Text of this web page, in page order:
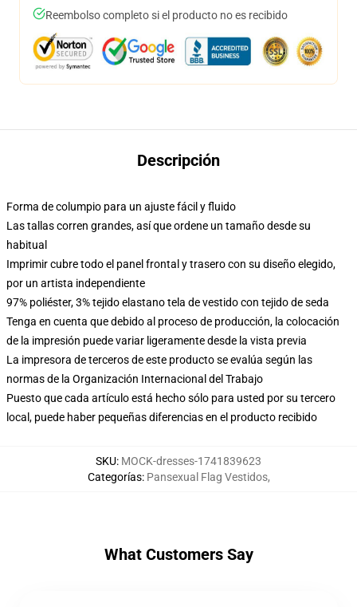
Reembolso completo si el producto no es recibido
Descripción
Forma de columpio para un ajuste fácil y fluido
Las tallas corren grandes, así que ordene un tamaño desde su
habitual
Imprimir cubre todo el panel frontal y trasero con su diseño elegido,
por un artista independiente
97% poliéster, 3% tejido elastano tela de vestido con tejido de seda
Tenga en cuenta que debido al proceso de producción, la colocación
de la impresión puede variar ligeramente desde la vista previa
La impresora de terceros de este producto se evalúa según las
normas de la Organización Internacional del Trabajo
Puesto que cada artículo está hecho sólo para usted por su tercero
local, puede haber pequeñas diferencias en el producto recibido
SKU: MOCK-dresses-1741839623
Categorías: Pansexual Flag Vestidos,
What Customers Say